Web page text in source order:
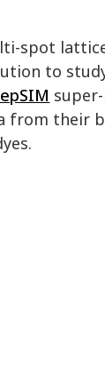
spot
to
from their